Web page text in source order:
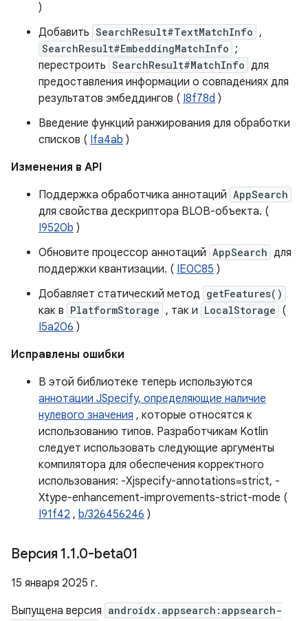
)
Добавить SearchResult#TextMatchInfo ,
SearchResult#EmbeddingMatchInfo ;
перестроить SearchResult#MatchInfo для
предоставления информации о совпадениях для
результатов эмбеддингов ( I8f78d )
Введение функций ранжирования для обработки
списков ( Ifa4ab )
Изменения в API
Поддержка обработчика аннотаций AppSearch
для свойства дескриптора BLOB-объекта. (
I9520b )
Обновите процессор аннотаций AppSearch для
поддержки квантизации. ( IE0C85 )
Добавляет статический метод getFeatures()
как в PlatformStorage , так и LocalStorage (
I5a206 )
Исправлены ошибки
В этой библиотеке теперь используются
аннотации JSpecify, определяющие наличие
нулевого значения , которые относятся к
использованию типов. Разработчикам Kotlin
следует использовать следующие аргументы
компилятора для обеспечения корректного
использования: -Xjspecify-annotations=strict, -
Xtype-enhancement-improvements-strict-mode (
I91f42 , b/326456246 )
Версия 1.1.0-beta01
15 января 2025 г.
Выпущена версия androidx.appsearch:appsearch-